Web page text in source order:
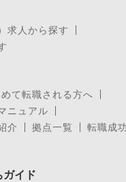
求人から探す
て転職される方へ
ニュアル
介
拠点一覧
転職成
ガイド